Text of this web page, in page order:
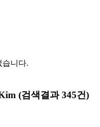
습니다.
(검색결과 345건)